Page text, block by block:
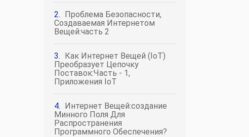
Проблема Безопасности,
Создаваемая Интернетом
Вещей:часть 2
Как Интернет Вещей (IoT)
Преобразует Цепочку
Поставок:Часть - 1,
Приложения IoT
Интернет Вещей:создание
Минного Поля Для
Распространения
Программного Обеспечения?